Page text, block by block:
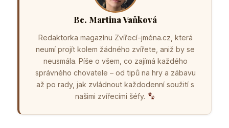
Bc. Martina Vaňková
Redaktorka magazínu Zvířecí-jména.cz, která
neumí projít kolem žádného zvířete, aniž by se
neusmála. Píše o všem, co zajímá každého
správného chovatele – od tipů na hry a zábavu
až po rady, jak zvládnout každodenní soužití s
našimi zvířecími šéfy.